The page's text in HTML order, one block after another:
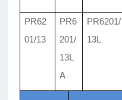
PR62
01/13
PR6
201/
13L
A
PR6201/
13L